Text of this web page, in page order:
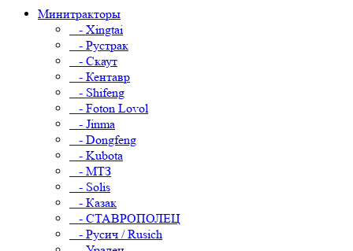
Минитракторы
- Xingtai
- Рустрак
- Скаут
- Кентавр
- Shifeng
- Foton Lovol
- Jinma
- Dongfeng
- Kubota
- МТЗ
- Solis
- Казак
- СТАВРОПОЛЕЦ
- Русич / Rusich